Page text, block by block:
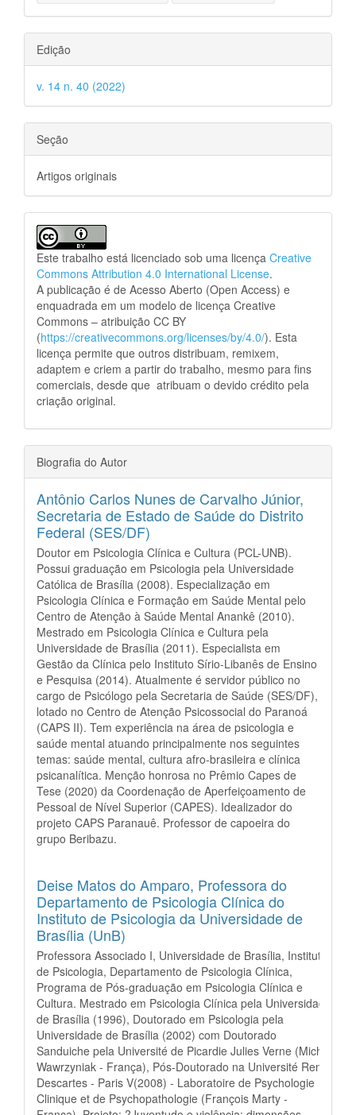
Edição
v. 14 n. 40 (2022)
Seção
Artigos originais
Este trabalho está licenciado sob uma licença Creative
Commons Attribution 4.0 International License.
A publicação é de Acesso Aberto (Open Access) e
enquadrada em um modelo de licença Creative
Commons – atribuição CC BY
(https://creativecommons.org/licenses/by/4.0/). Esta
licença permite que outros distribuam, remixem,
adaptem e criem a partir do trabalho, mesmo para fins
comerciais, desde que atribuam o devido crédito pela
criação original.
Biografia do Autor
Antônio Carlos Nunes de Carvalho Júnior,
Secretaria de Estado de Saúde do Distrito
Federal (SES/DF)
Doutor em Psicologia Clínica e Cultura (PCL-UNB).
Possui graduação em Psicologia pela Universidade
Católica de Brasília (2008). Especialização em
Psicologia Clínica e Formação em Saúde Mental pelo
Centro de Atenção à Saúde Mental Anankê (2010).
Mestrado em Psicologia Clínica e Cultura pela
Universidade de Brasília (2011). Especialista em
Gestão da Clínica pelo Instituto Sírio-Libanês de Ensino
e Pesquisa (2014). Atualmente é servidor público no
cargo de Psicólogo pela Secretaria de Saúde (SES/DF),
lotado no Centro de Atenção Psicossocial do Paranoá
(CAPS II). Tem experiência na área de psicologia e
saúde mental atuando principalmente nos seguintes
temas: saúde mental, cultura afro-brasileira e clínica
psicanalítica. Menção honrosa no Prêmio Capes de
Tese (2020) da Coordenação de Aperfeiçoamento de
Pessoal de Nível Superior (CAPES). Idealizador do
projeto CAPS Paranauê. Professor de capoeira do
grupo Beribazu.
Deise Matos do Amparo, Professora do
Departamento de Psicologia Clínica do
Instituto de Psicologia da Universidade de
Brasília (UnB)
Professora Associado I, Universidade de Brasília, Instituto
de Psicologia, Departamento de Psicologia Clínica,
Programa de Pós-graduação em Psicologia Clínica e
Cultura. Mestrado em Psicologia Clínica pela Universidade
de Brasília (1996), Doutorado em Psicologia pela
Universidade de Brasília (2002) com Doutorado
Sanduiche pela Université de Picardie Julies Verne (Michel
Wawrzyniak - França), Pós-Doutorado na Université René
Descartes - Paris V(2008) - Laboratoire de Psychologie
Clinique et de Psychopathologie (François Marty -